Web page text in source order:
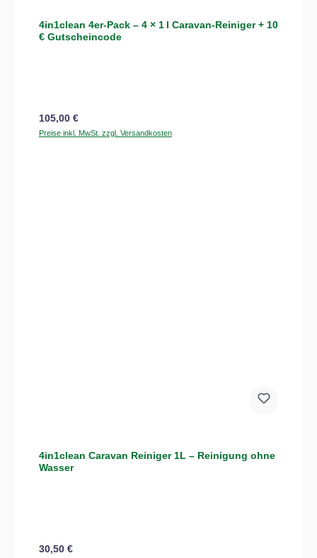
4in1clean 4er-Pack – 4 × 1 l Caravan-Reiniger + 10
€ Gutscheincode
Regulärer Preis:
105,00 €
Preise inkl. MwSt. zzgl. Versandkosten
4in1clean Caravan Reiniger 1L – Reinigung ohne
Wasser
Regulärer Preis:
30,50 €